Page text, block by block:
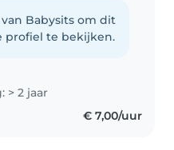
moet letten. Ik ben
en vind het
Babysits om dit
profiel te bekijken.
> 2 jaar
€ 7,00/uur